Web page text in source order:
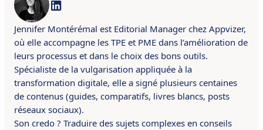
Jennifer Montérémal est Editorial Manager chez Appvizer,
où elle accompagne les TPE et PME dans l’amélioration de
leurs processus et dans le choix des bons outils.
Spécialiste de la vulgarisation appliquée à la
transformation digitale, elle a signé plusieurs centaines
de contenus (guides, comparatifs, livres blancs, posts
réseaux sociaux).
Son credo ? Traduire des sujets complexes en conseils